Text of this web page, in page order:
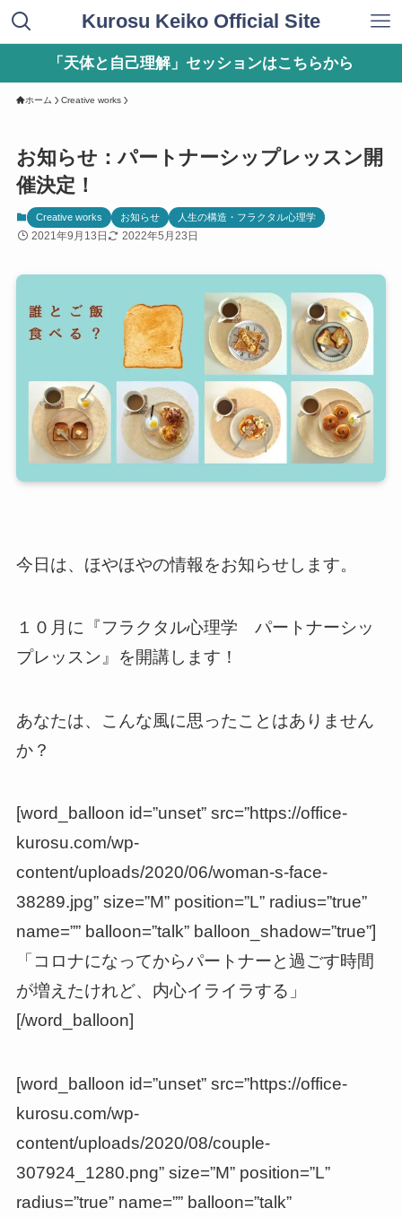
Kurosu Keiko Official Site
「天体と自己理解」セッションはこちらから
ホーム Creative works
お知らせ：パートナーシップレッスン開
催決定！
Creative works お知らせ 人生の構造・フラクタル心理学
2021年9月13日 2022年5月23日
今日は、ほやほやの情報をお知らせします。
１０月に『フラクタル心理学 パートナーシッ
プレッスン』を開講します！
あなたは、こんな風に思ったことはありません
か？
[word_balloon id=”unset” src=”https://office-
kurosu.com/wp-
content/uploads/2020/06/woman-s-face-
38289.jpg” size=”M” position=”L” radius=”true”
name=”” balloon=”talk” balloon_shadow=”true”]
「コロナになってからパートナーと過ごす時間
が増えたけれど、内心イライラする」
[/word_balloon]
[word_balloon id=”unset” src=”https://office-
kurosu.com/wp-
content/uploads/2020/08/couple-
307924_1280.png” size=”M” position=”L”
radius=”true” name=”” balloon=”talk”